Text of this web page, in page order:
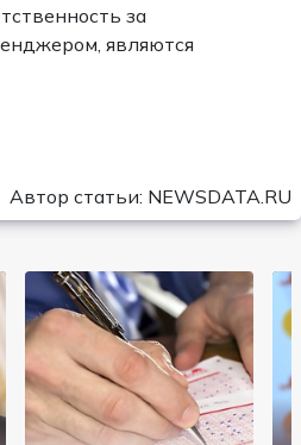
за
являются
Автор статьи: NEWSDATA.RU